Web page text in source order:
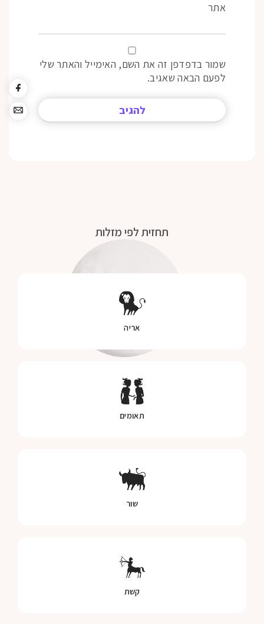
אתר
שמור בדפדפן זה את השם, האימייל והאתר שלי
לפעם הבאה שאגיב.
תחזית לפי מזלות
אריה
תאומים
שור
קשת